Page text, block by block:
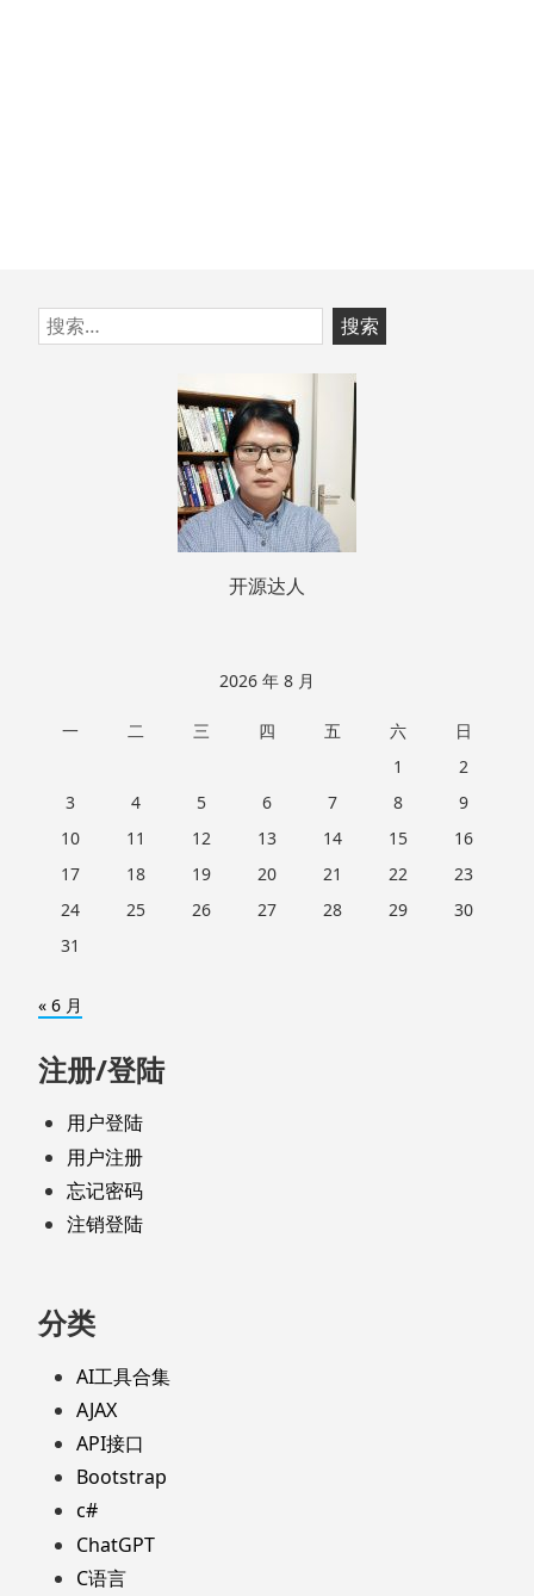
跳
至
搜
索：
开源达人
2026 年 8 月
一 二 三 四 五 六
日
1
2
3
4 5 6 7 8
9
10
11 12 13 14 15
16
17
18 19 20 21 22
23
24
25 26 27 28 29
30
31
« 6 月
注册/登陆
用户登陆
用户注册
忘记密码
注销登陆
分类
AI工具合集
AJAX
API接口
Bootstrap
c#
ChatGPT
C语言